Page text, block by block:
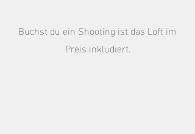
Buchst du ein Shooting ist das Loft im
Preis inkludiert.